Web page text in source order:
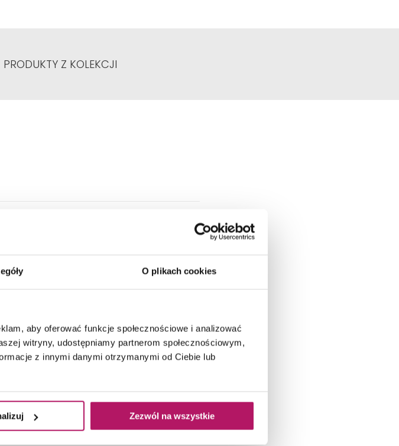
O plikach cookies
aby oferować funkcje społecznościowe i analizować
witryny, udostępniamy partnerom społecznościowym,
z innymi danymi otrzymanymi od Ciebie lub
Zezwól na wszystkie
PRODUKTY Z KOLEKCJI
850 mm
Zielony